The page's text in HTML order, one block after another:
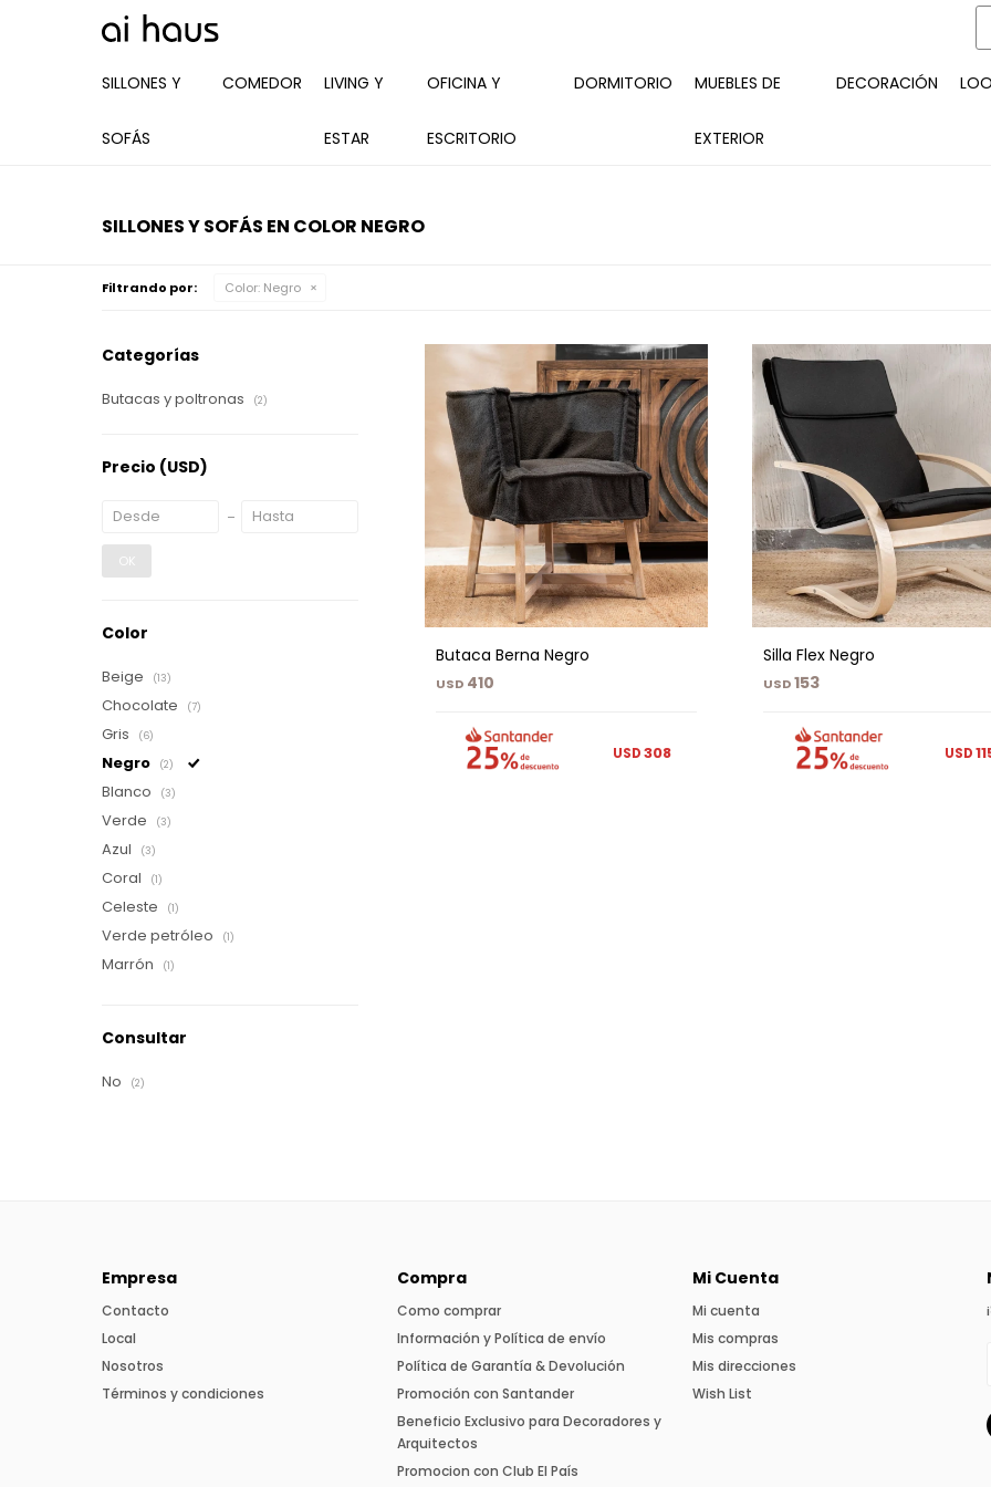
SILLONES Y
SOFÁS
COMEDOR LIVING Y
ESTAR
OFICINA Y
ESCRITORIO
DORMITORIO MUEBLES DE
EXTERIOR
DECORACIÓN
SILLONES Y SOFÁS EN COLOR NEGRO
Filtrando por: Color: Negro
Butaca Berna Negro
USD 410
USD308
Silla Flex Negro
USD153
USD
Categorías
Butacas y poltronas (2)
Precio (USD)
OK
Color
Beige (13)
Chocolate (7)
Gris (6)
Negro (2)
Blanco (3)
Verde (3)
Azul (3)
Coral (1)
Celeste (1)
Verde petróleo (1)
Marrón (1)
Consultar
No (2)
Empresa
Contacto
Local
Nosotros
Términos y condiciones
Compra
Como comprar
Información y Política de envío
Política de Garantía & Devolución
Promoción con Santander
Beneficio Exclusivo para Decoradores y
Arquitectos
Promocion con Club El País
Mi Cuenta
Mi cuenta
Mis compras
Mis direcciones
Wish List